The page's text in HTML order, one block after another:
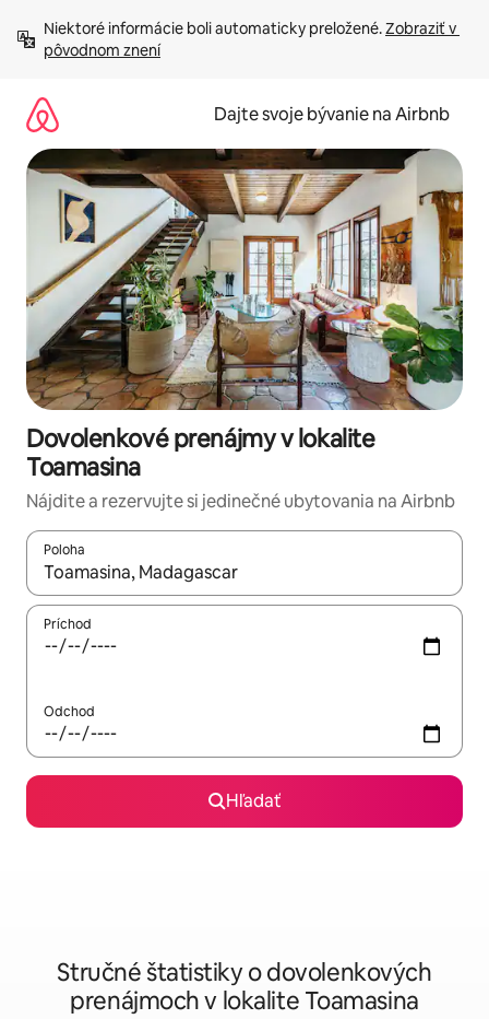
obsah.
Niektoré informácie boli automaticky preložené. Zobraziť v
pôvodnom znení
Dajte svoje bývanie na Airbnb
Dovolenkové prenájmy v lokalite
Toamasina
Nájdite a rezervujte si jedinečné ubytovania na Airbnb
Poloha
Keď budú výsledky k dispozícii, môžete si ich prechádzať
Príchod
Odchod
Hľadať
Stručné štatistiky o dovolenkových
prenájmoch v lokalite Toamasina